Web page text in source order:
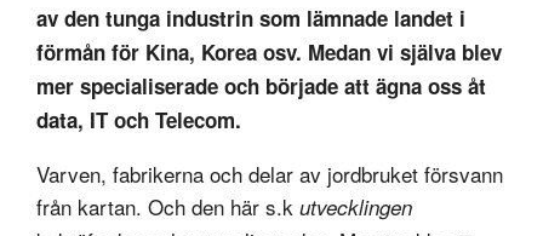
av den tunga industrin som lämnade landet i
förmån för Kina, Korea osv. Medan vi själva blev
mer specialiserade och började att ägna oss åt
data, IT och Telecom.
Varven, fabrikerna och delar av jordbruket försvann
från kartan. Och den här s.k utvecklingen